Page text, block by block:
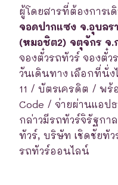
ผู้โดยสารที่ต้องการเ
จอดปากแซง จ.อุบล
(หมอชิต2) จตุจักร จ.
จองตั๋วรถทัวร์ จองตั๋
วันเดินทาง เลือกที่นั่ง
11 / บัตรเครดิต / พร้
Code / จ่ายผ่านแอป
กล่าวมีรถทัวร์จิรัฐกาล
ทัวร์, บริษัท เชิดชัยทั
รถทัวร์ออนไลน์